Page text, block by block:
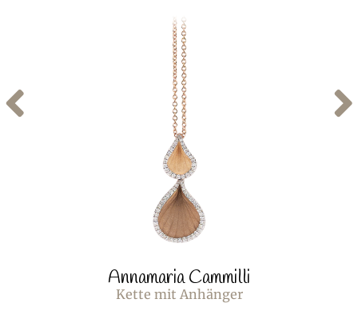
Annamaria Cammilli
Kette mit Anhänger